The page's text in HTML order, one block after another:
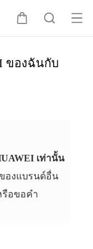
ต
ร้
ค้
า
เปิ
ของฉันกับ
เท่านั้น
องแบรนด์อื่น
อขอคำ